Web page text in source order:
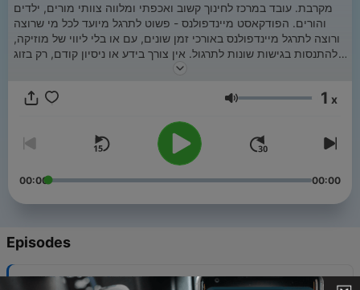
מקרבת. עובד במרכז לחינוך קשוב ואכפתי ומלווה צוותי מורים, ילדים
והורים. הפודקאסט מיינדפולנס - פשוט לתרגל מיועד לכל מי שרוצה
ורוצה לתרגל מיינדפולנס באורכי זמן שונים, עם או בלי ליווי של מוזיקה,
ולהתנסות בגישות שונות לתרגול. אין צורך בידע או ניסיון קודם, רק בזוג
אוזניות, וברצון להתנסות בתרגול שכיום אין ויכוח לגבי תרומתו לבריאות
מקורי, וגם לשלוח לי הודעות, בקשות, או הערות לגבי הפודקאסט.
בקרו באתר: https://dmekori.co.il
Volume 1 x
00:00 00:00
Episodes
161 - תרגול 128 – פרח לוטוס בשבילך